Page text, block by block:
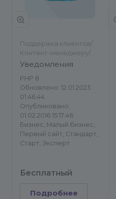
Поддержка клиентов/
Контент-менеджеру/
Другое
Уведомления
PHP 8
Обновлено: 12.01.2023
01:46:44
Опубликовано:
01.02.2016 15:17:46
Бизнес, Малый бизнес,
Первый сайт, Стандарт,
Старт, Эксперт
Бесплатный
Подробнее